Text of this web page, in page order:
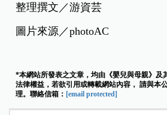
整理撰文／游資芸
圖片來源／photoAC
*本網站所發表之文章，均由《嬰兒與母親》及
法律權益，若欲引用或轉載網站內容， 請與本
理。聯絡信箱： [email protected]